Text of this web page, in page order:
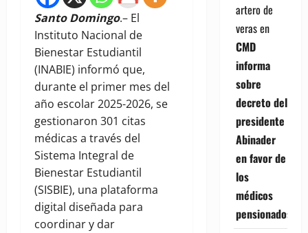
Santo Domingo.– El
Instituto Nacional de
Bienestar Estudiantil
(INABIE) informó que,
durante el primer mes del
año escolar 2025-2026, se
gestionaron 301 citas
médicas a través del
Sistema Integral de
Bienestar Estudiantil
(SISBIE), una plataforma
digital diseñada para
coordinar y dar
artero de
verasen
CMD
informa
sobre
decreto del
presidente
Abinader
en favor de
los
médicos
pensionados